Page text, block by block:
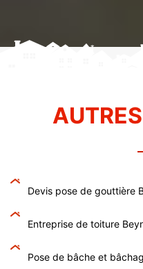
Devis pose de gouttière
Entreprise de toiture
Pose de bâche et